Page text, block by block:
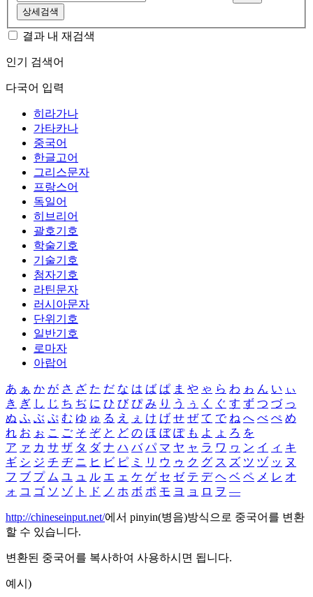
상세검색
결과 내 재검색
인기 검색어
다국어 입력
히라가나
가타카나
중국어
한글고어
그리스문자
프랑스어
독일어
히브리어
괄호기호
학술기호
기술기호
첨자기호
라틴문자
러시아문자
단위기호
일반기호
로마자
아랍어
あ ぁ か が さ ざ た だ な は ば ぱ ま や ゃ ら わ ゎ ん い ぃ
き ぎ し じ ち ぢ に ひ び ぴ み り う ぅ く ぐ す ず つ づ っ
ぬ ふ ぶ ぷ む ゆ ゅ る え ぇ け げ せ ぜ て で ね へ べ ぺ め
れ お ぉ こ ご そ ぞ と ど の ほ ぼ ぽ も よ ょ ろ を
ア ァ カ サ ザ タ ダ ナ ハ バ パ マ ヤ ャ ラ ワ ヮ ン イ ィ キ
ギ シ ジ チ ヂ ニ ヒ ビ ピ ミ リ ウ ゥ ク グ ス ズ ツ ヅ ッ ヌ
フ ブ プ ム ユ ュ ル エ ェ ケ ゲ セ ゼ テ デ ヘ ベ ペ メ レ オ
ォ コ ゴ ソ ゾ ト ド ノ ホ ボ ポ モ ヨ ョ ロ ヲ ―
http://chineseinput.net/에서 pinyin(병음)방식으로 중국어를 변환
할 수 있습니다.
변환된 중국어를 복사하여 사용하시면 됩니다.
예시)